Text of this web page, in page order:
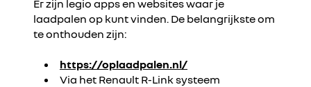
Er zijn legio apps en websites waar je
laadpalen op kunt vinden. De belangrijkste om
te onthouden zijn:
https://oplaadpalen.nl/
Via het Renault R-Link systeem